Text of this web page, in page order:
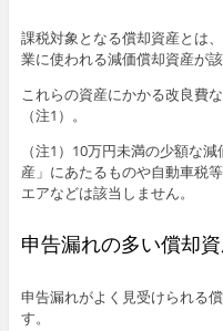
課税対象となる償却資産とは
業に使われる減価償却資産が
これらの資産にかかる改良費
（注1）。
（注1）10万円未満の少額な
産」にあたるものや自動車税
エアなどは該当しません。
申告漏れの多い償却
申告漏れがよく見受けられる
す。